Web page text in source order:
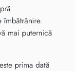
îmbătrânire.
mai puternică
prima dată